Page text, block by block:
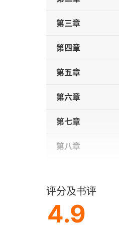
第三章
第四章
第五章
第六章
第七章
第八章
第十章
第十一章
评分及书评
4.9